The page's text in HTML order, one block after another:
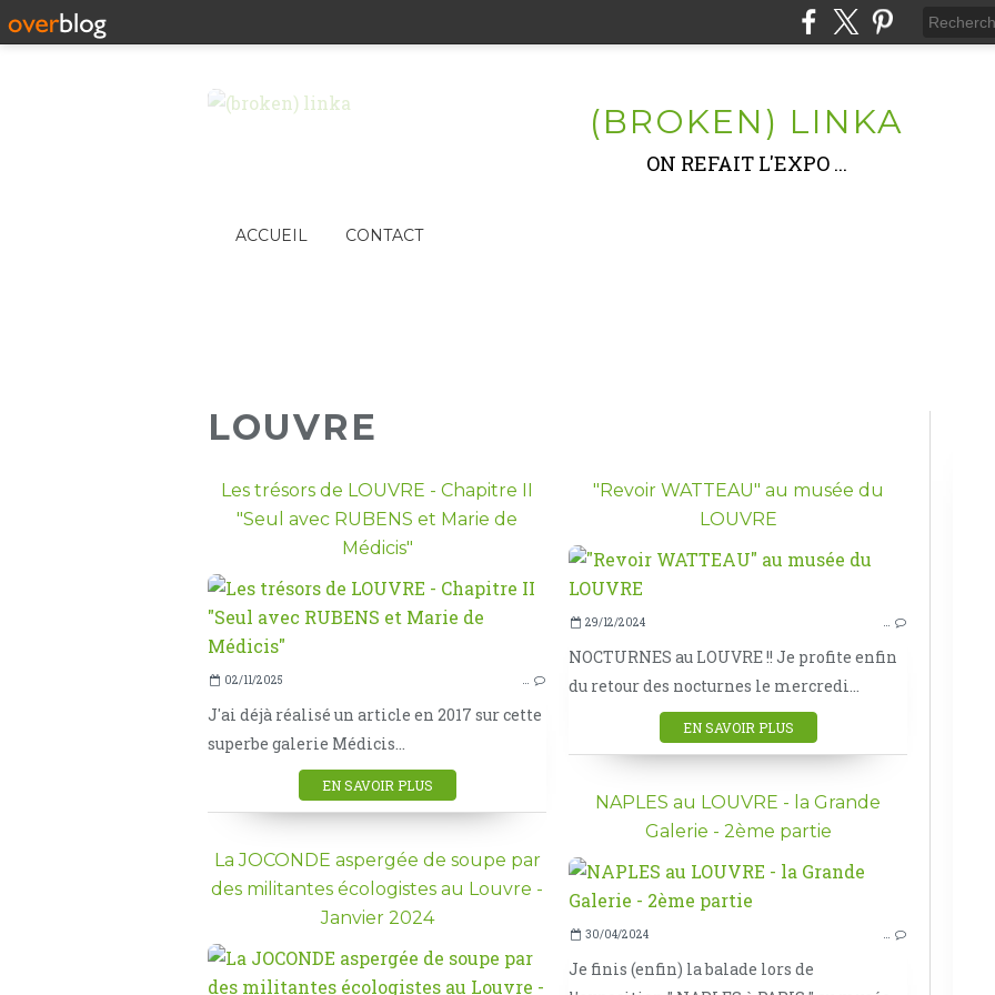
(BROKEN) LINKA
ON REFAIT L'EXPO ...
ACCUEIL CONTACT
LOUVRE
Les trésors de LOUVRE - Chapitre II
"Seul avec RUBENS et Marie de
Médicis"
PARIS
02/11/2025 …
J'ai déjà réalisé un article en 2017 sur cette
superbe galerie Médicis...
EN SAVOIR PLUS
"Revoir WATTEAU" au musée du
LOUVRE
29/12/2024 …
NOCTURNES au LOUVRE !! Je profite enfin
du retour des nocturnes le mercredi...
EN SAVOIR PLUS
NAPLES au LOUVRE - la Grande
Galerie - 2ème partie
30/04/2024 …
Je finis (enfin) la balade lors de
La JOCONDE aspergée de soupe par
des militantes écologistes au Louvre -
Janvier 2024
NEWS